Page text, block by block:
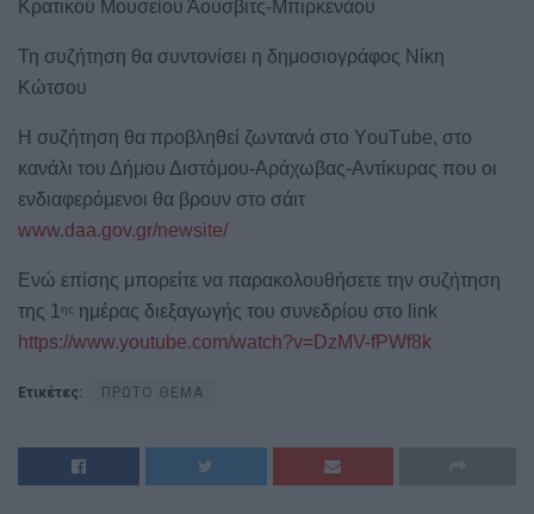
Κρατικού Μουσείου Άουσβιτς-Μπιρκενάου
Τη συζήτηση θα συντονίσει η δημοσιογράφος Νίκη
Κώτσου
Η συζήτηση θα προβληθεί ζωντανά στο ΥouΤube, στο
κανάλι του Δήμου Διστόμου-Αράχωβας-Αντίκυρας που οι
ενδιαφερόμενοι θα βρουν στο σάιτ
www.daa.gov.gr/newsite/
Ενώ επίσης μπορείτε να παρακολουθήσετε την συζήτηση
της 1 ης ημέρας διεξαγωγής του συνεδρίου στο link
https://www.youtube.com/watch?v=DzMV-fPWf8k
Ετικέτες: ΠΡΩΤΟ ΘΕΜΑ